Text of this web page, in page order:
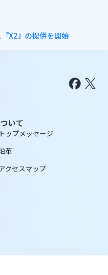
X2』の提供を開始
いて
トップメッセージ
革
クセスマップ